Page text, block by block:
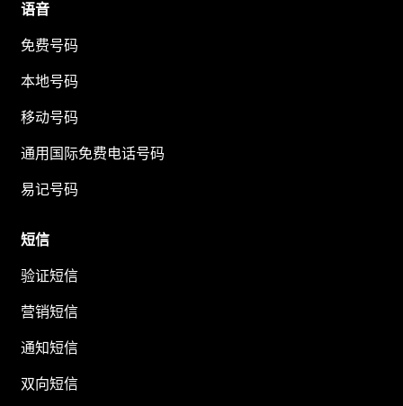
语音
免费号码
本地号码
移动号码
通用国际免费电话号码
易记号码
短信
验证短信
营销短信
通知短信
双向短信